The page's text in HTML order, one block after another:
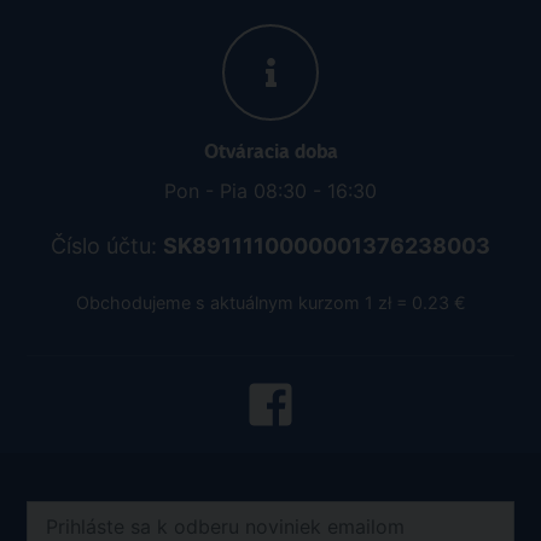
Otváracia doba
Pon - Pia 08:30 - 16:30
Číslo účtu: SK8911110000001376238003
Obchodujeme s aktuálnym kurzom 1 zł = 0.23 €